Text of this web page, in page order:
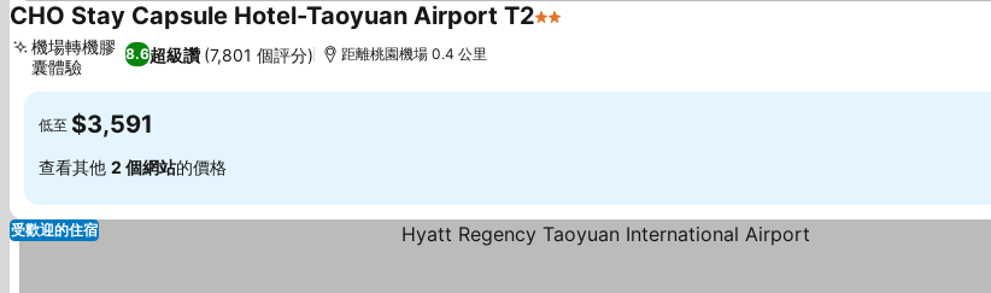
CHO Stay Capsule Hotel-Taoyuan Airport T22 星級
8.6超級讚 (7,801 個評分)
機場轉機膠
囊體驗
距離桃園機場 0.4 公里
低至 $3,591
查看其他 2 個網站的價格
受歡迎的住宿